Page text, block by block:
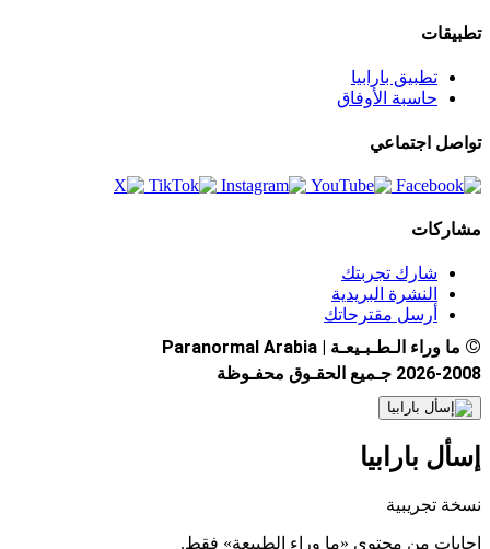
تطبيقات
تطبيق بارابيا
حاسبة الأوفاق
تواصل اجتماعي
مشاركات
شارك تجربتك
النشرة البريدية
أرسل مقترحاتك
© ما وراء الـطـبـيعـة | Paranormal Arabia
2026-2008 جـميع الحقـوق محفـوظة
إسأل بارابيا
نسخة تجريبية
إجابات من محتوى «ما وراء الطبيعة» فقط.